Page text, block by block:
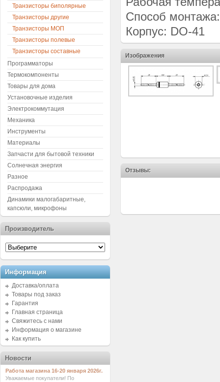
Способ
Корпус: DO-41
Изображения
Отзывы:
Транзисторы биполярные
Транзисторы другие
Транзисторы МОП
Транзисторы полевые
Транзисторы составные
Программаторы
Термокомпоненты
Товары для дома
Установочные изделия
Электрокоммутация
Механика
Инструменты
Материалы
Запчасти для бытовой техники
Солнечная энергия
Разное
Распродажа
Динамики малогабаритные,
капсюли, микрофоны
Производитель
Информация
Доставка/оплата
Товары под заказ
Гарантия
Главная страница
Свяжитесь с нами
Информация о магазине
Как купить
Новости
Работа магазина 16-20 января 2026г.
Уважаемые покупатели! По